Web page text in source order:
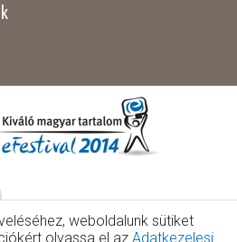
weboldalunk sütiket
olvassa el az Adatkezelesi